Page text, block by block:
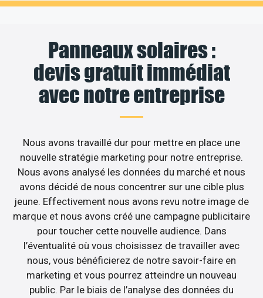
Panneaux solaires :
devis gratuit immédiat
avec notre entreprise
Nous avons travaillé dur pour mettre en place une
nouvelle stratégie marketing pour notre entreprise.
Nous avons analysé les données du marché et nous
avons décidé de nous concentrer sur une cible plus
jeune. Effectivement nous avons revu notre image de
marque et nous avons créé une campagne publicitaire
pour toucher cette nouvelle audience. Dans
l’éventualité où vous choisissez de travailler avec
nous, vous bénéficierez de notre savoir-faire en
marketing et vous pourrez atteindre un nouveau
public. Par le biais de l’analyse des données du